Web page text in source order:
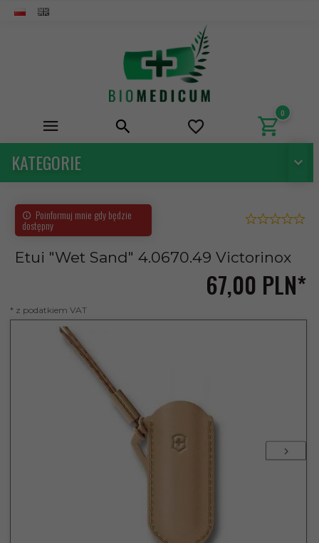
0
KATEGORIE
Poinformuj mnie gdy będzie
dostępny
Etui "Wet Sand" 4.0670.49 Victorinox
67,00 PLN*
* z podatkiem VAT